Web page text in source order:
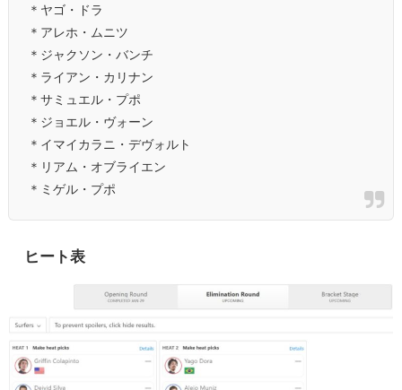
＊ヤゴ・ドラ
＊アレホ・ムニツ
＊ジャクソン・バンチ
＊ライアン・カリナン
＊サミュエル・プポ
＊ジョエル・ヴォーン
＊イマイカラニ・デヴォルト
＊リアム・オブライエン
＊ミゲル・プポ
ヒート表